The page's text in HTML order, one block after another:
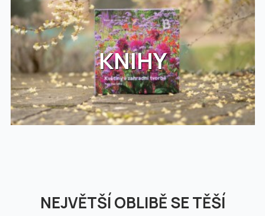
KNIHY
NEJVĚTŠÍ OBLIBĚ SE TĚŠÍ